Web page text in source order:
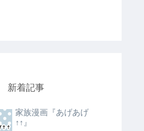
新着記事
家族漫画『あげあげ
↑↑』